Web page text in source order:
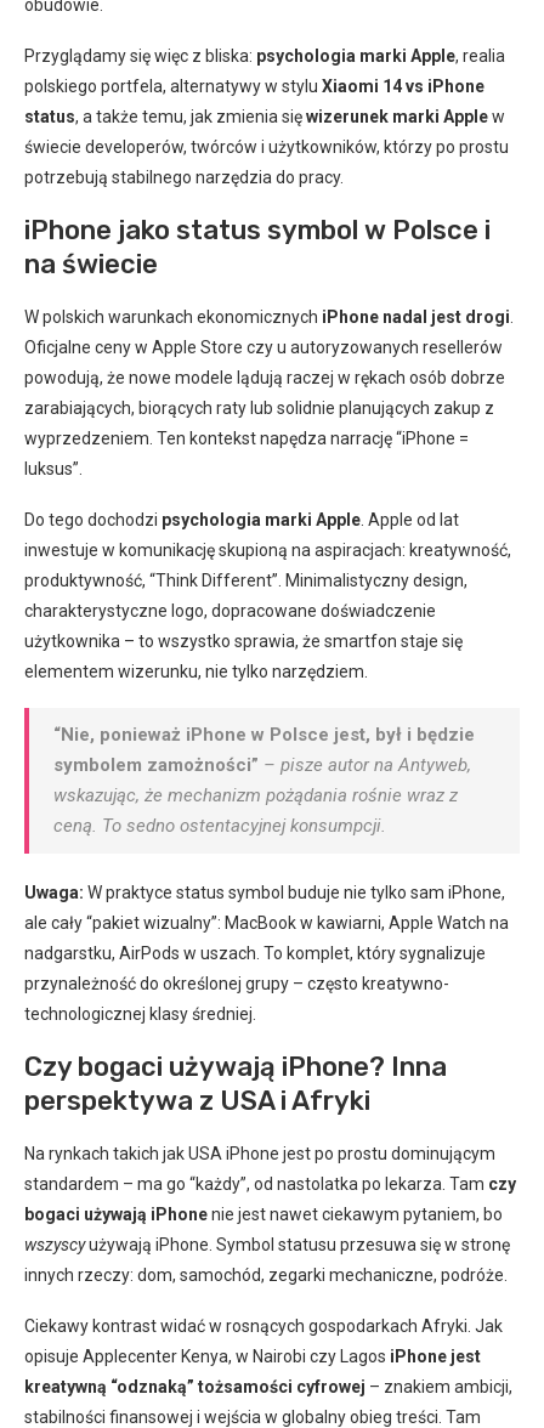
obudowie.
Przyglądamy się więc z bliska: psychologia marki Apple, realia
polskiego portfela, alternatywy w stylu Xiaomi 14 vs iPhone
status, a także temu, jak zmienia sięwizerunek marki Applew
świecie developerów, twórców i użytkowników, którzy po prostu
potrzebują stabilnego narzędzia do pracy.
iPhone jako status symbol w Polsce i
na świecie
W polskich warunkach ekonomicznych iPhone nadal jest drogi
Oficjalne ceny w Apple Store czy u autoryzowanych resellerów
powodują, że nowe modele lądują raczej w rękach osób dobrze
zarabiających, biorących raty lub solidnie planujących zakup z
wyprzedzeniem. Ten kontekst napędza narrację “iPhone =
luksus”.
Do tego dochodzi psychologia marki Apple . Apple od lat
inwestuje w komunikację skupioną na aspiracjach: kreatywność,
produktywność, “Think Different”. Minimalistyczny design,
charakterystyczne logo, dopracowane doświadczenie
użytkownika – to wszystko sprawia, że smartfon staje się
elementem wizerunku, nie tylko narzędziem.
“Nie, ponieważ iPhone w Polsce jest, był i będzie
symbolem zamożności” – pisze autor na Antyweb,
wskazując, że mechanizm pożądania rośnie wraz z
ceną. To sedno ostentacyjnej konsumpcji.
Uwaga: W praktyce status symbol buduje nie tylko sam iPhone,
ale cały “pakiet wizualny”: MacBook w kawiarni, Apple Watch na
nadgarstku, AirPods w uszach. To komplet, który sygnalizuje
przynależność do określonej grupy – często kreatywno-
technologicznej klasy średniej.
Czy bogaci używają iPhone? Inna
perspektywa z USA i Afryki
Na rynkach takich jak USA iPhone jest po prostu dominującym
standardem – ma go “każdy”, od nastolatka po lekarza. Tam czy
bogaci używają iPhonenie jest nawet ciekawym pytaniem, bo
wszyscyużywają iPhone. Symbol statusu przesuwa się w stronę
innych rzeczy: dom, samochód, zegarki mechaniczne, podróże.
Ciekawy kontrast widać w rosnących gospodarkach Afryki. Jak
opisuje Applecenter Kenya, w Nairobi czy Lagos iPhone jest
kreatywną “odznaką” tożsamości cyfrowej – znakiem ambicji,
stabilności finansowej i wejścia w globalny obieg treści. Tam